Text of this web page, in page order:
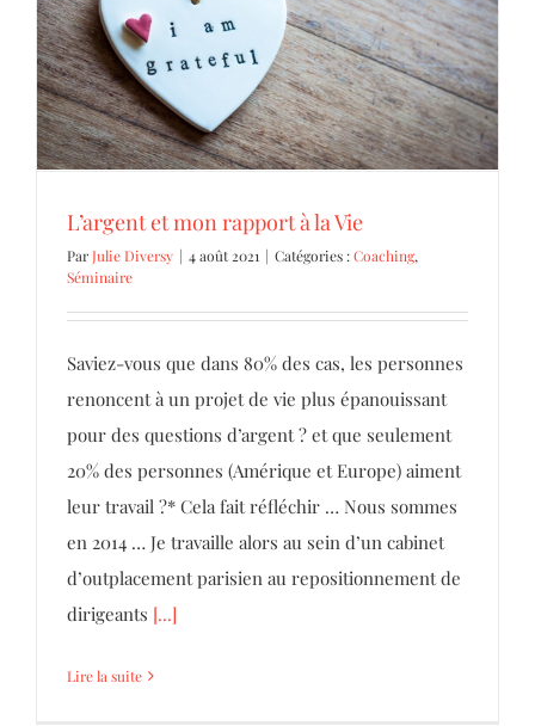
L’argent et mon rapport à la Vie
Séminaire
L’argent et mon rapport à la Vie
ParJulie Diversy | 4 août 2021 | Catégories :Coaching,
Séminaire
Saviez-vous que dans 80% des cas, les personnes
renoncent à un projet de vie plus épanouissant
pour des questions d’argent ? et que seulement
20% des personnes (Amérique et Europe) aiment
leur travail ?* Cela fait réfléchir … Nous sommes
en 2014 … Je travaille alors au sein d’un cabinet
d’outplacement parisien au repositionnement de
dirigeants [...]
Lire la suite